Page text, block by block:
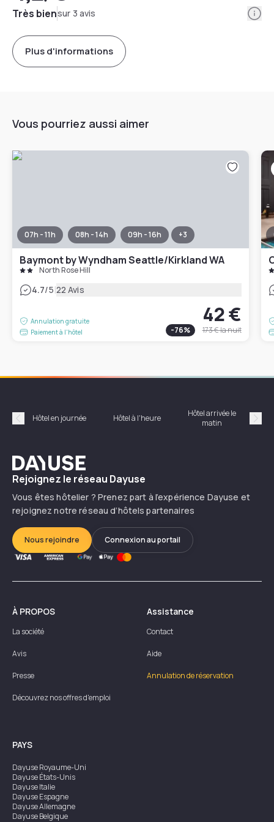
Très biensur 3 avis
Plus d'informations
Vous pourriez aussi aimer
07h - 11h 08h - 14h 09h - 16h +3
Baymont by Wyndham Seattle/Kirkland WA
North Rose Hill
4.7/5|22 Avis
Annulation gratuite
Paiement à l'hôtel
42 €
-76% 173 €la nuit
Précédent
Hôtel en journée Hôtel à l'heure
Hôtel arrivée le
matin
Dayuse
Rejoignez le réseau Dayuse
Vous êtes hôtelier ? Prenez part à l’expérience Dayuse et
rejoignez notre réseau d’hôtels partenaires
Nous rejoindre Connexion au portail
À PROPOS
La société
Avis
Presse
Découvrez nos offres d'emploi
Assistance
Contact
Aide
Annulation de réservation
PAYS
DayuseRoyaume-Uni
DayuseÉtats-Unis
DayuseItalie
DayuseEspagne
DayuseAllemagne
DayuseBelgique